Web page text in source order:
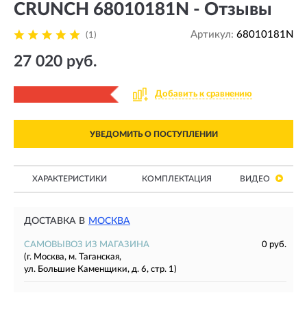
CRUNCH 68010181N - Отзывы
(1) Артикул: 68010181N
27 020 руб.
Добавить к сравнению
УВЕДОМИТЬ О ПОСТУПЛЕНИИ
ХАРАКТЕРИСТИКИ КОМПЛЕКТАЦИЯ ВИДЕО
ДОСТАВКА В МОСКВА
САМОВЫВОЗ ИЗ МАГАЗИНА
0 руб.
(г. Москва, м. Таганская,
ул. Большие Каменщики, д. 6, стр. 1)